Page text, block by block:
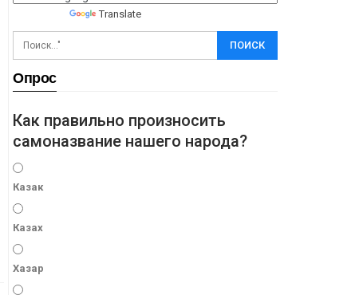
Translate
Опрос
Как правильно произносить
самоназвание нашего народа?
Казак
Казах
Хазар